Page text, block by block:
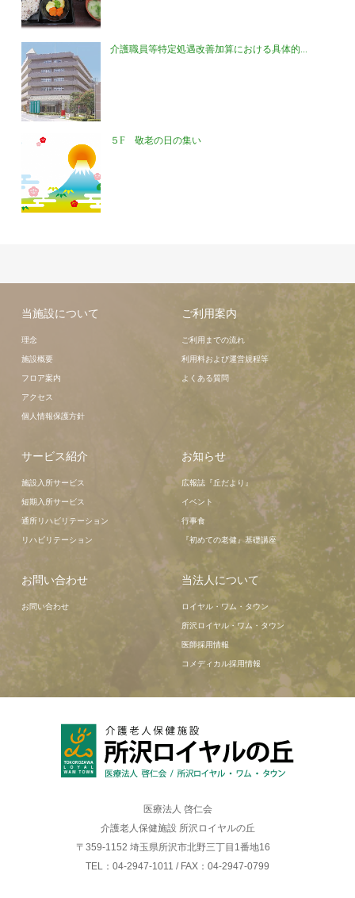
介護職員等特定処遇改善加算における具体的...
５F 敬老の日の集い
当施設について
理念
施設概要
フロア案内
アクセス
個人情報保護方針
ご利用案内
ご利用までの流れ
利用料および運営規程等
よくある質問
サービス紹介
施設入所サービス
短期入所サービス
通所リハビリテーション
リハビリテーション
お知らせ
広報誌『丘だより』
イベント
行事食
『初めての老健』基礎講座
お問い合わせ
お問い合わせ
当法人について
ロイヤル・ワム・タウン
所沢ロイヤル・ワム・タウン
医師採用情報
コメディカル採用情報
医療法人 啓仁会
介護老人保健施設 所沢ロイヤルの丘
〒359-1152 埼玉県所沢市北野三丁目1番地16
TEL：04-2947-1011 / FAX：04-2947-0799